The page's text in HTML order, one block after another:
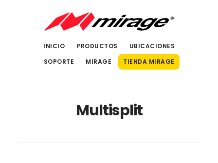
INICIO PRODUCTOS
UBICACIONES
SOPORTE
MIRAGE TIENDA MIRAGE
Multisplit